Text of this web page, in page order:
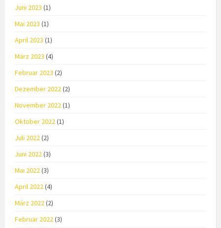
Juni 2023 (1)
Mai 2023 (1)
April 2023 (1)
März 2023 (4)
Februar 2023 (2)
Dezember 2022(2)
November 2022(1)
Oktober 2022(1)
Juli 2022(2)
Juni 2022(3)
Mai 2022(3)
April 2022(4)
März 2022(2)
Februar 2022(3)